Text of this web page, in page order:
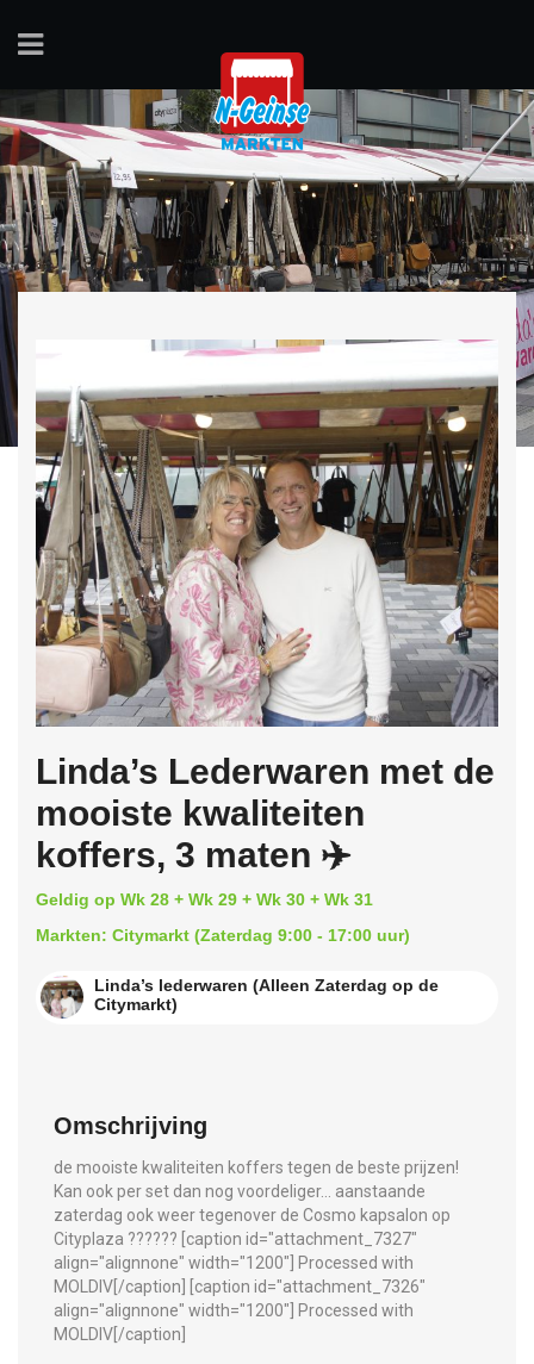
Linda’s Lederwaren met de
mooiste kwaliteiten
koffers, 3 maten ✈️
Geldig op Wk 28 + Wk 29 + Wk 30 + Wk 31
Markten: Citymarkt (Zaterdag 9:00 - 17:00 uur)
Linda’s lederwaren (Alleen Zaterdag op de
Citymarkt)
Omschrijving
de mooiste kwaliteiten koffers tegen de beste prijzen!
Kan ook per set dan nog voordeliger... aanstaande
zaterdag ook weer tegenover de Cosmo kapsalon op
Cityplaza ?????? [caption id="attachment_7327"
align="alignnone" width="1200"]
Processed with
MOLDIV[/caption] [caption id="attachment_7326"
align="alignnone" width="1200"]
Processed with
MOLDIV[/caption]